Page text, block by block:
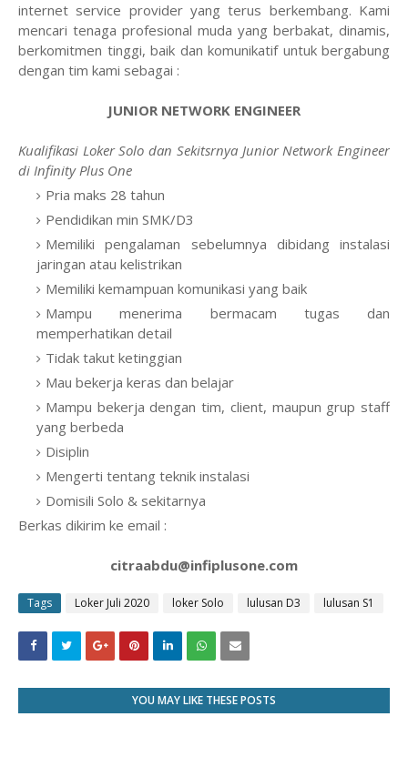
internet service provider yang terus berkembang. Kami
mencari tenaga profesional muda yang berbakat, dinamis,
berkomitmen tinggi, baik dan komunikatif untuk bergabung
dengan tim kami sebagai :
JUNIOR NETWORK ENGINEER
Kualifikasi Loker Solo dan Sekitsrnya Junior Network Engineer
di Infinity Plus One
Pria maks 28 tahun
Pendidikan min SMK/D3
Memiliki pengalaman sebelumnya dibidang instalasi
jaringan atau kelistrikan
Memiliki kemampuan komunikasi yang baik
Mampu menerima bermacam tugas dan
memperhatikan detail
Tidak takut ketinggian
Mau bekerja keras dan belajar
Mampu bekerja dengan tim, client, maupun grup staff
yang berbeda
Disiplin
Mengerti tentang teknik instalasi
Domisili Solo & sekitarnya
Berkas dikirim ke email :
citraabdu@infiplusone.com
Tags Loker Juli 2020 loker Solo lulusan D3 lulusan S1
YOU MAY LIKE THESE POSTS